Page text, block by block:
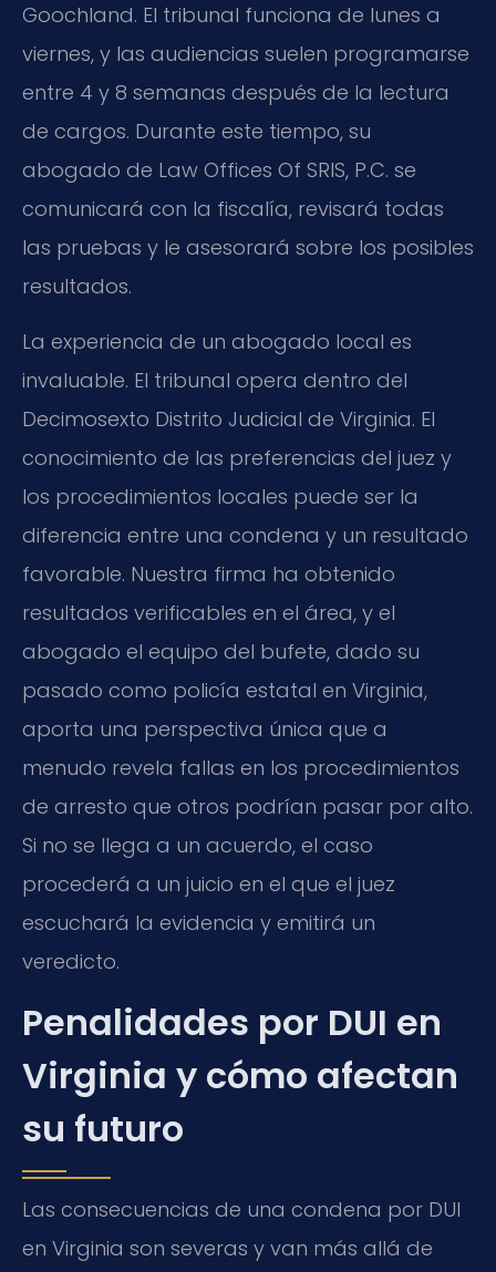
Goochland. El tribunal funciona de lunes a
viernes, y las audiencias suelen programarse
entre 4 y 8 semanas después de la lectura
de cargos. Durante este tiempo, su
abogado de Law Offices Of SRIS, P.C. se
comunicará con la fiscalía, revisará todas
las pruebas y le asesorará sobre los posibles
resultados.
La experiencia de un abogado local es
invaluable. El tribunal opera dentro del
Decimosexto Distrito Judicial de Virginia. El
conocimiento de las preferencias del juez y
los procedimientos locales puede ser la
diferencia entre una condena y un resultado
favorable. Nuestra firma ha obtenido
resultados verificables en el área, y el
abogado el equipo del bufete, dado su
pasado como policía estatal en Virginia,
aporta una perspectiva única que a
menudo revela fallas en los procedimientos
de arresto que otros podrían pasar por alto.
Si no se llega a un acuerdo, el caso
procederá a un juicio en el que el juez
escuchará la evidencia y emitirá un
veredicto.
Penalidades por DUI en
Virginia y cómo afectan
su futuro
Las consecuencias de una condena por DUI
en Virginia son severas y van más allá de